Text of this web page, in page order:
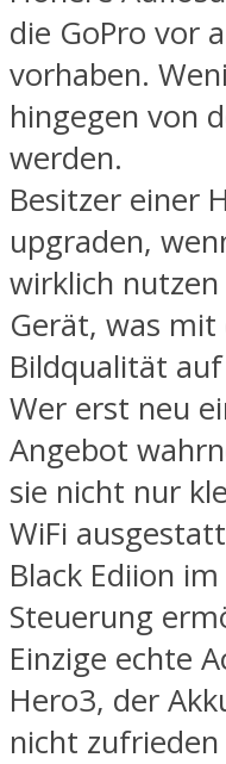
die GoPro vor
vorhaben.
hingegen von
werden.
Besitzer einer
upgraden,
wirklich
Gerät, was mit
Bildqualität
Wer erst neu
Angebot
sie nicht nur
WiFi
Black Ediion
Steuerung
Einzige echte
Hero3, der
nicht zufrieden